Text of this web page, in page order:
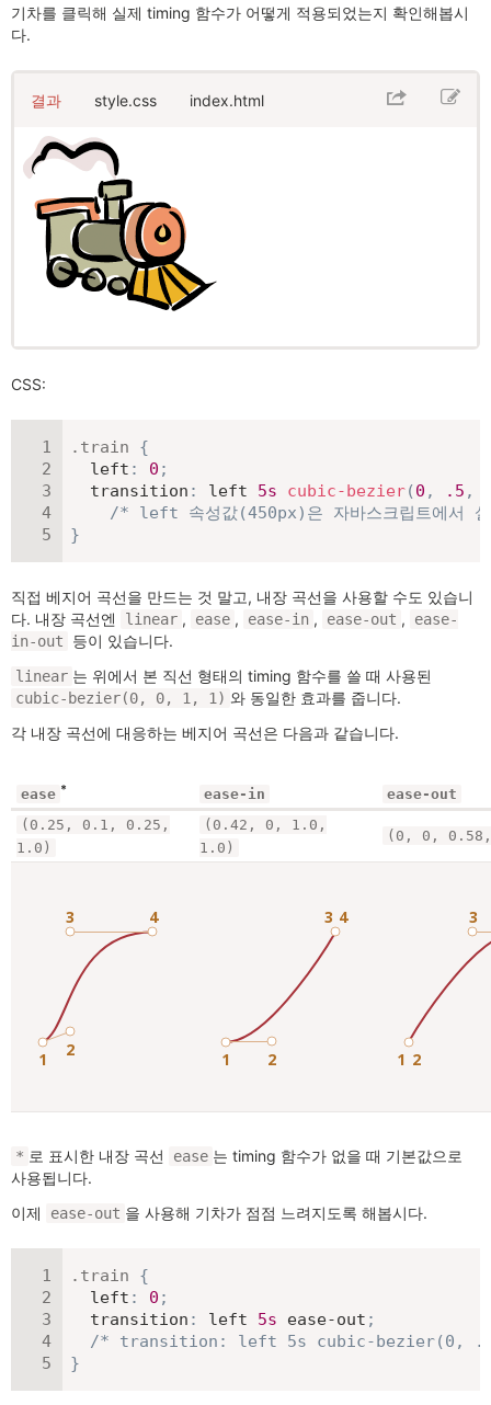
기차를 클릭해 실제 timing 함수가 어떻게 적용되었는지 확인해봅시
다.
결과 style.css index.html
CSS:
.train
{
left : 0 ;
transition : left 5s cubic-bezier(0 , .5 ,
/* left 속성값(450px)은 자바스크립트에서
}
직접 베지어 곡선을 만드는 것 말고, 내장 곡선을 사용할 수도 있습니
다. 내장 곡선엔
linear , ease , ease-in , ease-out ,
ease-
in-out
등이 있습니다.
linear 는 위에서 본 직선 형태의 timing 함수를 쓸 때 사용된
cubic-bezier(0, 0, 1, 1) 와 동일한 효과를 줍니다.
각 내장 곡선에 대응하는 베지어 곡선은 다음과 같습니다.
ease * ease-in
ease-out
(0.25, 0.1, 0.25,
1.0)
(0.42, 0, 1.0,
1.0)
(0, 0,
* 로 표시한 내장 곡선 ease 는 timing 함수가 없을 때 기본값으로
사용됩니다.
이제
ease-out 을 사용해 기차가 점점 느려지도록 해봅시다.
.train
{
left : 0 ;
transition : left 5s ease-out ;
/* transition: left 5s cubic-bezier(0,
}